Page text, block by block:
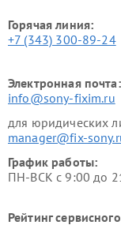
Горячая линия:
+7 (343) 300-89-24
Электронная почта:
info@sony-fixim.ru
для юридических
manager@fix-
График работы:
ПН-ВСК с 9:00 до
Рейтинг